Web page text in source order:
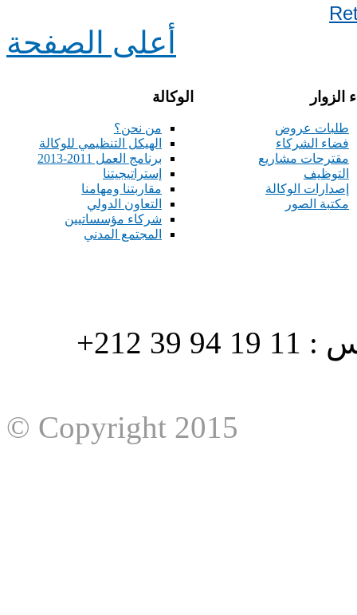
أعلى الصفحة
الوكالة
من نحن؟
الهيكل التنظيمي للوكالة
برنامج العمل 2011-2013
إستراتيجيتنا
مقاربتنا ومهامنا
التعاون الدولي
شركاء مؤسساتيين
المجتمع المدني
الزوار
طلبات عروض
فضاء الشركاء
مقترحات مشاريع
التوظيف
إصدارات الوكالة
مكتبة الصور
هاتف : 90/88 32 94 39 212+ فاكس : 11 19 94 39 212+
© Copyright 2015